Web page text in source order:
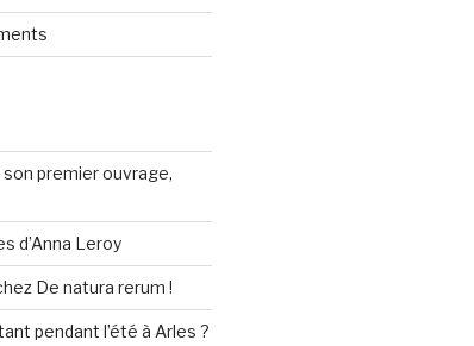
premier ouvrage,
d’Anna Leroy
De natura rerum !
pendant l’été à Arles ?